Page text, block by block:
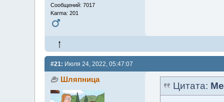
Сообщений: 7017
Karma: 201
#21: Июля 24, 2022, 05:47:07
Шляпница
Цитата: